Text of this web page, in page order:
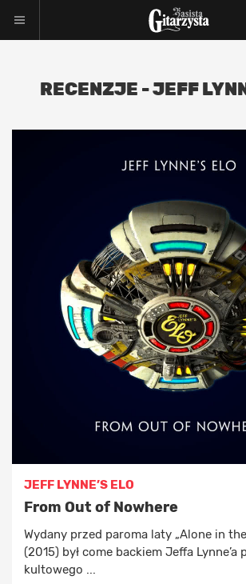
RECENZJE - JEFF
JEFF LYNNE’S ELO
From Out of Nowhere
Wydany przed paroma laty „Alone in
(2015) był come backiem Jeffa Lynne’a
kultowego ...